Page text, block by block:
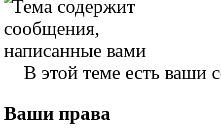
В этой теме есть ваши
Ваши права